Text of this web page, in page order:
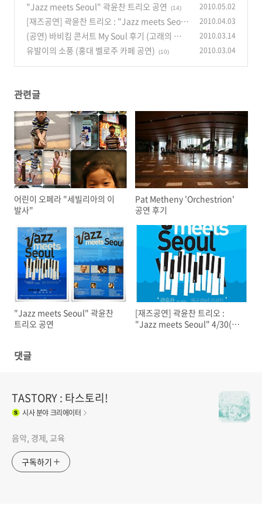
"Jazz meets Seoul" 곽윤찬 트리오 공연 (14) 2010.05.02
[재즈공연] 곽윤찬 트리오 : "Jazz meets Seou
l" 4/30(금) 오후 8시, LG아트센터
(16)
2010.04.03
(공연) 바비킴 콘서트 My Soul 후기 (고래의 꿈/Y
ou're my everything/사랑..그놈) (5)
2010.03.14
유발이의 소풍 (홍대 벨로주 카페 공연) (10) 2010.03.04
관련글
어린이 오페라 "세빌리아의 이
발사"
Pat Metheny 'Orchestrion'
공연 후기
"Jazz meets Seoul" 곽윤찬
트리오 공연
[재즈공연] 곽윤찬 트리오 :
"Jazz meets Seoul" 4/30(금)
댓글
TASTORY : 타스토리!
시사분야 크리에이터
음악, 경제, 교육
구독하기